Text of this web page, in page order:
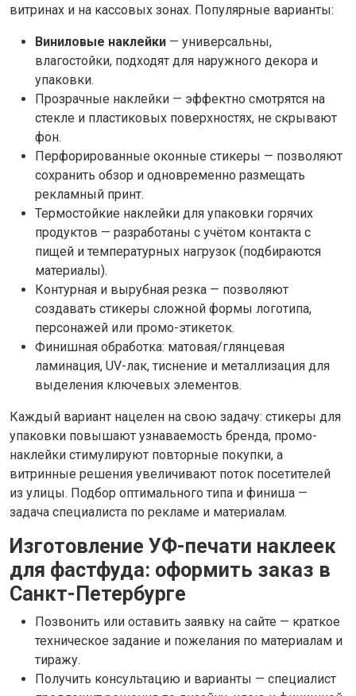
витринах и на кассовых зонах. Популярные варианты:
Виниловые наклейки — универсальны,
влагостойки, подходят для наружного декора и
упаковки.
Прозрачные наклейки — эффектно смотрятся на
стекле и пластиковых поверхностях, не скрывают
фон.
Перфорированные оконные стикеры — позволяют
сохранить обзор и одновременно размещать
рекламный принт.
Термостойкие наклейки для упаковки горячих
продуктов — разработаны с учётом контакта с
пищей и температурных нагрузок (подбираются
материалы).
Контурная и вырубная резка — позволяют
создавать стикеры сложной формы логотипа,
персонажей или промо-этикеток.
Финишная обработка: матовая/глянцевая
ламинация, UV-лак, тиснение и металлизация для
выделения ключевых элементов.
Каждый вариант нацелен на свою задачу: стикеры для
упаковки повышают узнаваемость бренда, промо-
наклейки стимулируют повторные покупки, а
витринные решения увеличивают поток посетителей
из улицы. Подбор оптимального типа и финиша —
задача специалиста по рекламе и материалам.
Изготовление УФ-печати наклеек
для фастфуда: оформить заказ в
Санкт-Петербурге
Позвонить или оставить заявку на сайте — краткое
техническое задание и пожелания по материалам и
тиражу.
Получить консультацию и варианты — специалист